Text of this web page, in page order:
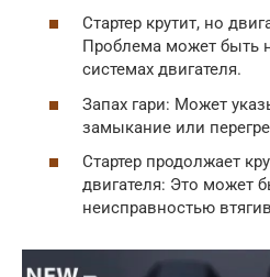
Стартер крутит, но
Проблема может быть
системах двигателя.
Запах гари: Может
замыкание или
Стартер продолжает
двигателя: Это может
неисправностью